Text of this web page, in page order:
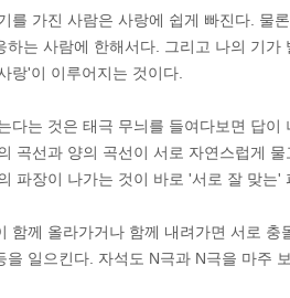
를 가진 사람은 사랑에 쉽게 빠진다. 물
하는 사람에 한해서다. 그리고 나의 기
랑'이 이루어지는 것이다.
다는 것은 태극 무늬를 들여다보면 답
곡선과 양의 곡선이 서로 자연스럽게
파장이 나가는 것이 바로 '서로 잘 맞는'
함께 올라가거나 함께 내려가면 서로
을 일으킨다. 자석도 N극과 N극을 마주